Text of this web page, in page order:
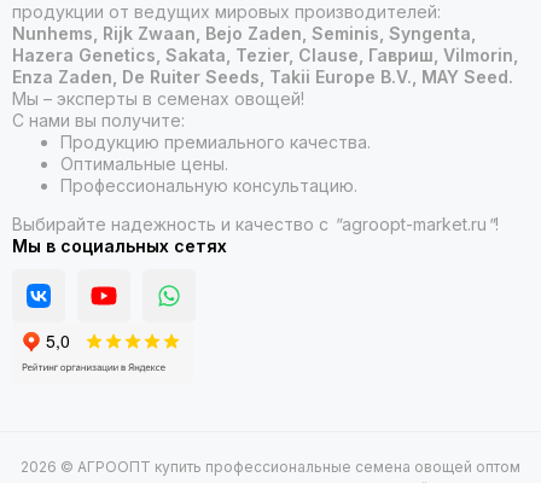
продукции от ведущих мировых производителей:
Nunhems, Rijk Zwaan, Bejo Zaden, Seminis, Syngenta,
Hazera Genetics, Sakata, Tezier, Clause, Гавриш, Vilmorin,
Enza Zaden, De Ruiter Seeds, Takii Europe B.V., MAY Seed.
Мы – эксперты в семенах овощей!
С нами вы получите:
Продукцию премиального качества.
Оптимальные цены.
Профессиональную консультацию.
Выбирайте надежность и качество с "agroopt-market.ru "!
Мы в социальных сетях
2026 © АГРООПТ купить профессиональные семена овощей оптом